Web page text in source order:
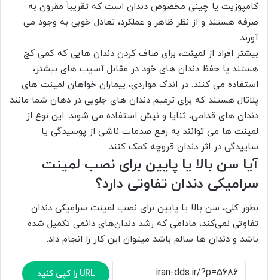
کامپوزیت یا چینی مخصوص دندان است که تقریباً مقرون به
صرفه هستند و از نظر ظاهر و عملکرد، تعادل خوبی به وجود می
آورند.
بیشتر افراد از لمینت، برای صاف کردن دندان هایی که کمی کج
هستند یا حفظ دندان های خود در مقابل آسیب های بیشتر،
استفاده می کنند. در اندک مواردی، بیماران خواهان لمینت های
پلاتال هستند که برای ترمیم دندان های جلویی در دهان شما مانند
دندان های قدامی، ثنایا و نیش استفاده می شوند. این نوع از
لمینت ها می توانند به رفع صدمات ناشی از پوسیدگی یا
ساییدگی در اثر دندان قروچه کمک کنند.
آیا سن بالا یا پایین برای نصب لمینت
سرامیکی دندان تفاوتی دارد؟
بطور کلی، سن بالا یا پایین برای نصب لمینت سرامیکی دندان
تفاوتی نمی‌کند، مادامی که رشد دندان‌های دائمی تکمیل شده
باشد و دندان ها سالم باشد میتوان این کار را انجام داد.
URL را کپی کنید